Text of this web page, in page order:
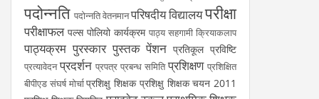
पदोन्नति पदोन्नति वेतनमानपरिषदीय विद्यालयपरीक्षा
परीक्षाफल पल्स पोलियो कार्यक्रम पाठ्य सहगामी क्रियाकलाप
पाठ्यक्रम पुरस्कार पुस्तक पेंशन प्रतिकूल प्रविष्टि
प्रत्यावेदन प्रदर्शन प्रपत्र प्रबन्ध समिति प्रशिक्षण प्रशिक्षित
बीपीएड संघर्ष मोर्चा प्रशिक्षु शिक्षक प्रशिक्षु शिक्षक चयन 2011